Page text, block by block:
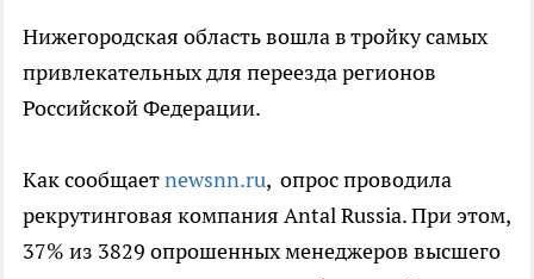
Нижегородская область вошла в тройку самых
привлекательных для переезда регионов
Российской Федерации.
Как сообщаетnewsnn.ru, опрос проводила
рекрутинговая компания Antal Russia. При этом,
37% из 3829 опрошенных менеджеров высшего